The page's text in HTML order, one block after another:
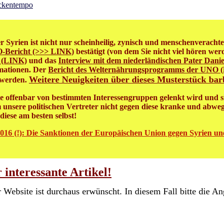
ist nicht nur scheinheilig, zynisch und
Bericht (>>> LINK) bestätigt (von dem Sie nicht viel hören
(LINK) und das Interview mit dem niederländischen Pater
Der Bericht des Welternährungsprogramms der UNO
Weitere Neuigkeiten über dieses Musterstück
offenbar von bestimmten Interessengruppen gelenkt wird
politischen Vertreter nicht gegen diese kranke und
am besten selbst!
(!): Die Sanktionen der Europäischen Union gegen Syrien
Artikel!
ist durchaus erwünscht. In diesem Fall bitte die